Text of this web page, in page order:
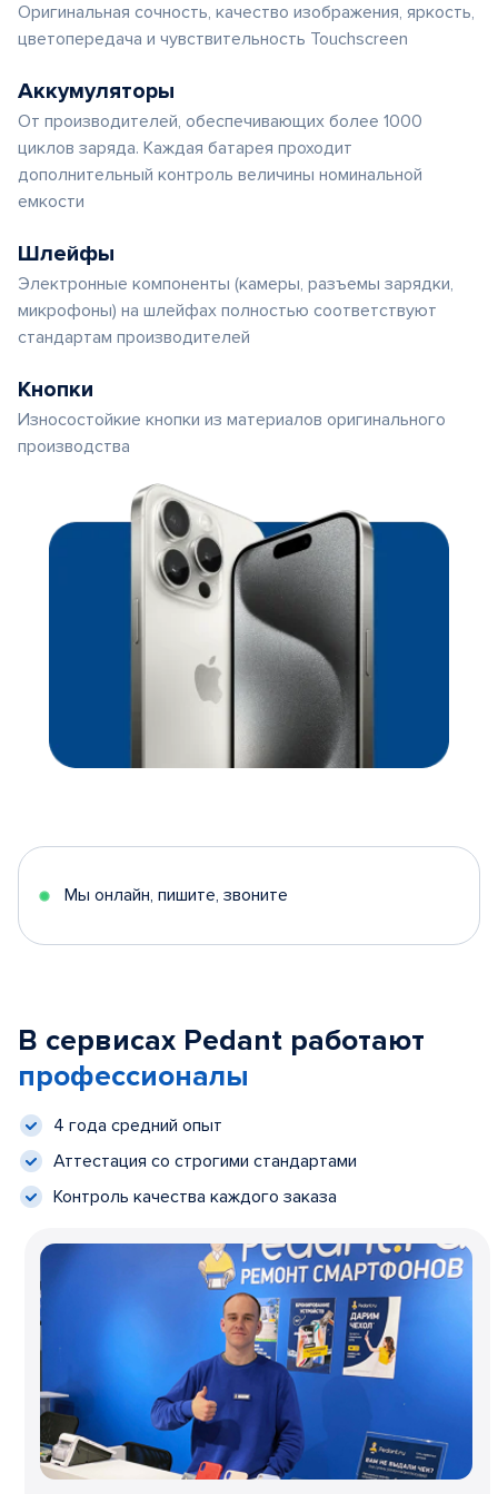
Оригинальная сочность, качество изображения, яркость,
цветопередача и чувствительность Touchscreen
Аккумуляторы
От производителей, обеспечивающих более 1000
циклов заряда. Каждая батарея проходит
дополнительный контроль величины номинальной
емкости
Шлейфы
Электронные компоненты (камеры, разъемы зарядки,
микрофоны) на шлейфах полностью соответствуют
стандартам производителей
Кнопки
Износостойкие кнопки из материалов оригинального
производства
Мы онлайн, пишите, звоните
В сервисах Pedant работают
профессионалы
4 года средний опыт
Аттестация со строгими стандартами
Контроль качества каждого заказа